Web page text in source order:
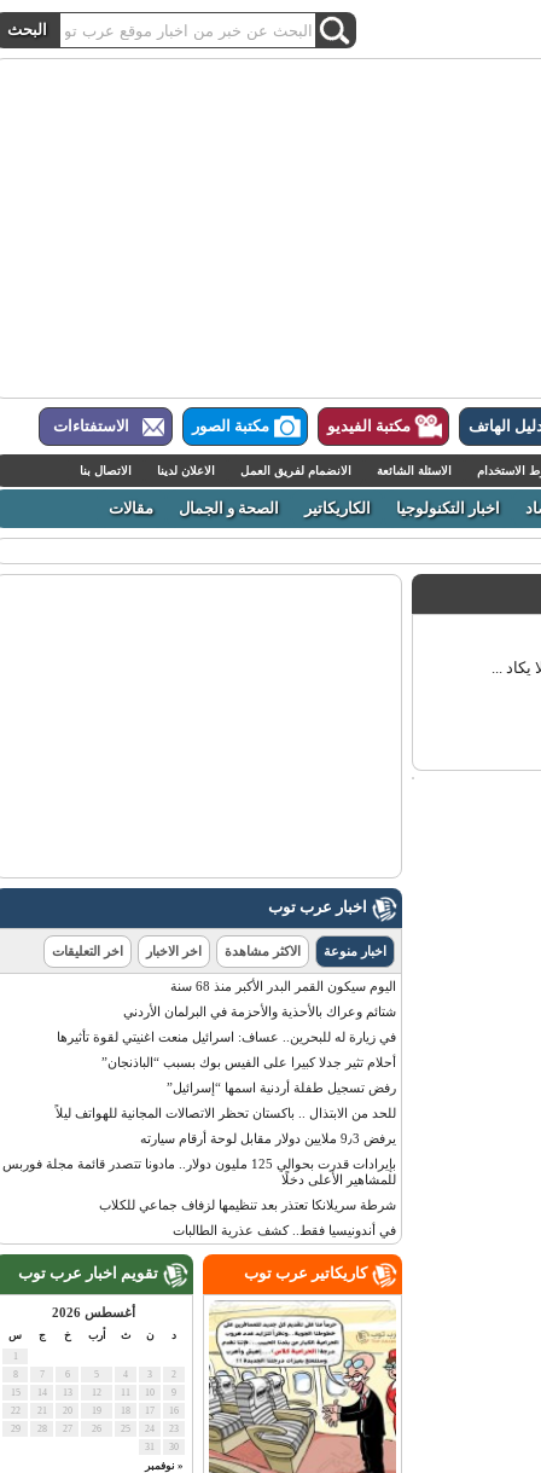
الهاتف مكتبة الفيديو مكتبة الصور الاستفتاءات
الاسئلة الشائعة الانضمام لفريق العمل الاعلان لدينا الاتصال بنا
اخبار التكنولوجيا الكاريكاتير الصحة و الجمال مقالات
...
اخبار عرب توب
اخبار منوعة الاكثر مشاهدة اخر الاخبار اخر التعليقات
اليوم سيكون القمر البدر الأكبر منذ 68 سنة
شتائم وعراك بالأحذية والأحزمة في البرلمان الأردني
في زيارة له للبحرين.. عساف: اسرائيل منعت اغنيتي لقوة تأثيرها
أحلام تثير جدلا كبيرا على الفيس بوك بسبب “الباذنجان”
رفض تسجيل طفلة أردنية اسمها “إسرائيل”
للحد من الابتذال .. باكستان تحظر الاتصالات المجانية للهواتف ليلاً
يرفض 9٫3 ملايين دولار مقابل لوحة أرقام سيارته
بإيرادات قدرت بحوالي 125 مليون دولار.. مادونا تتصدر قائمة مجلة فوربس
للمشاهير الأعلى دخلًا
شرطة سريلانكا تعتذر بعد تنظيمها لزفاف جماعي للكلاب
في أندونيسيا فقط.. كشف عذرية الطالبات
تقويم اخبار عرب توب
أغسطس 2026
أرب س
« نوفمبر
كاريكاتير عرب توب